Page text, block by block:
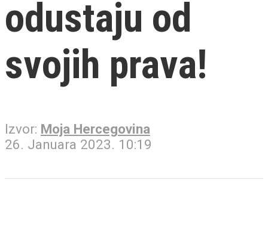
odustaju od
svojih prava!
Izvor: Moja Hercegovina
26. Januara 2023. 10:19